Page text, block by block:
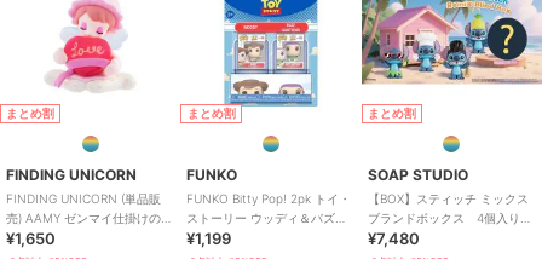
まとめ割
FINDING UNICORN
FINDING UNICORN (単品販
売) AAMY ゼンマイ仕掛けのお
¥1,650
まとめ割
FUNKO
FUNKO Bitty Pop! 2pk トイ・
ストーリー ウッディ＆バズ・
ライトイヤー
¥1,199
まとめ割
SOAP STUDIO
【BOX】スティッチ ミックス
ブランドボックス 4個入り
BOX
¥7,480